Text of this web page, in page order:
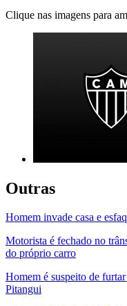
Clique nas imagens para
Outras
Homem invade casa e
Motorista é fechado no
do próprio carro
Homem é suspeito de
Pitangui